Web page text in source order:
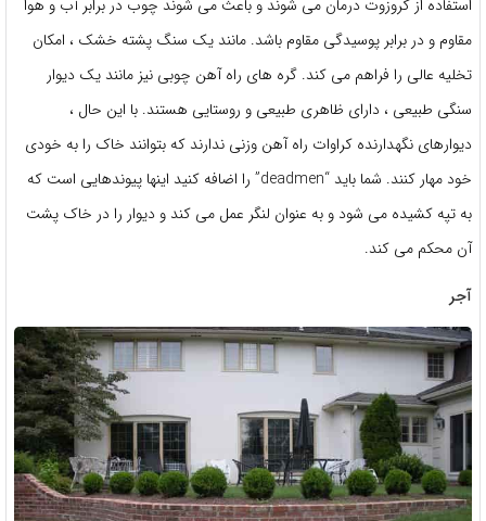
استفاده از کروزوت درمان می شوند و باعث می شوند چوب در برابر آب و هوا
مقاوم و در برابر پوسیدگی مقاوم باشد. مانند یک سنگ پشته خشک ، امکان
تخلیه عالی را فراهم می کند. گره های راه آهن چوبی نیز مانند یک دیوار
سنگی طبیعی ، دارای ظاهری طبیعی و روستایی هستند. با این حال ،
دیوارهای نگهدارنده کراوات راه آهن وزنی ندارند که بتوانند خاک را به خودی
خود مهار کنند. شما باید “deadmen” را اضافه کنید اینها پیوندهایی است که
به تپه کشیده می شود و به عنوان لنگر عمل می کند و دیوار را در خاک پشت
آن محکم می کند.
آجر